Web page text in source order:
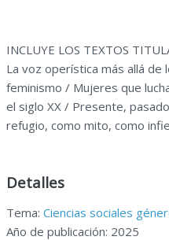
INCLUYE LOS TEXTOS
La voz operística más allá
feminismo / Mujeres que
el siglo XX / Presente,
refugio, como mito, como
Detalles
Tema: Ciencias sociales
Año de publicación: 2025